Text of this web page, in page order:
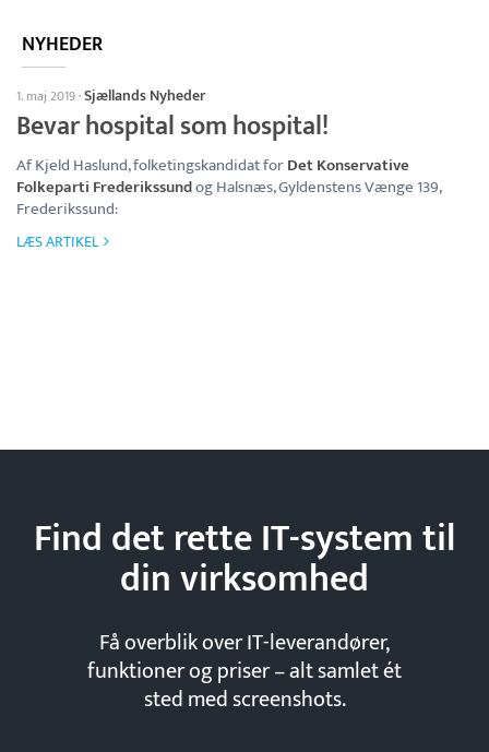
NYHEDER
1. maj 2019·Sjællands Nyheder
Bevar hospital som hospital!
Af Kjeld Haslund, folketingskandidat forDet Konservative
Folkeparti Frederikssundog Halsnæs, Gyldenstens Vænge 139,
Frederikssund:
LÆS ARTIKEL
Find det rette IT-system til
dinvirksomhed
Få overblik over IT-leverandører,
funktioner og priser – alt samlet ét
sted med screenshots.